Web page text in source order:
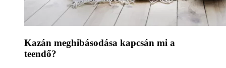
Kazán meghibásodása kapcsán mi a
teendő?